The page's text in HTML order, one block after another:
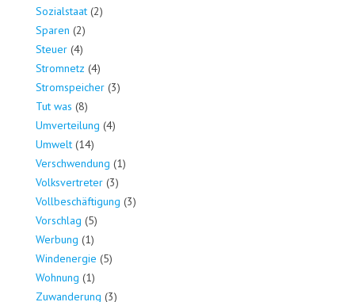
Sozialstaat (2)
Sparen (2)
Steuer (4)
Stromnetz (4)
Stromspeicher (3)
Tut was (8)
Umverteilung (4)
Umwelt (14)
Verschwendung (1)
Volksvertreter (3)
Vollbeschäftigung (3)
Vorschlag (5)
Werbung (1)
Windenergie (5)
Wohnung (1)
Zuwanderung (3)